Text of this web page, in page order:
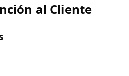
al Cliente